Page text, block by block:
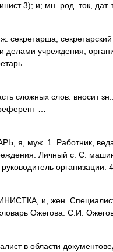
3); и; мн. род. ток, дат.
секретарша,
делами учреждения,
…
сложных слов. вносит
…
я, муж. 1. Работник,
Личный с. С.
организации.
и, жен.
Ожегова. С.И.
в области